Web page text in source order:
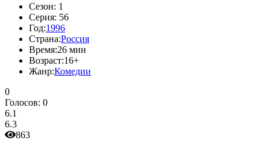
Сезон: 1
Серия: 56
Год:1996
Страна:Россия
Время:26 мин
Возраст:16+
Жанр:Комедии
0
Голосов: 0
6.1
6.3
863